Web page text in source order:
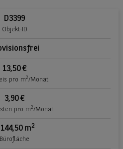
D3399
Objekt-ID
13,50 €
pro m2/Monat
3,90 €
pro m2/Monat
m2
Bürofläche